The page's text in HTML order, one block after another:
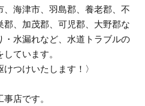
海津市、羽島郡、養老郡、不
、加茂郡、可児郡、大野郡な
・水漏れなど、水道トラブルの
ています。
けつけいたします！〉
店です。